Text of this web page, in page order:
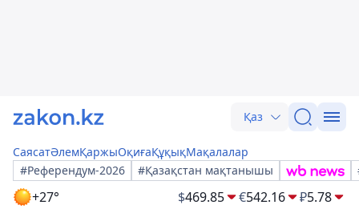
Қаз
СаясатӘлемҚаржыОқиғаҚұқықМақалалар
#Референдум-2026
#Қазақстан мақтанышы
+27° $469.85 €542.16 ₽5.78